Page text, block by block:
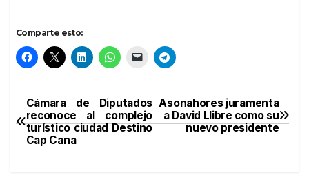
Comparte esto:
Navegación
de
Asonahores juramenta
a David Llibre como su
nuevo presidente
Cámara de Diputados
reconoce al complejo
turístico ciudad Destino
Cap Cana